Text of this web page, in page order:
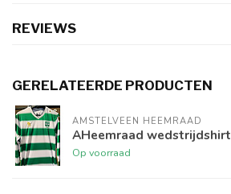
REVIEWS
GERELATEERDE PRODUCTEN
AMSTELVEEN HEEMRAAD
AHeemraad wedstrijdshirt
Op voorraad